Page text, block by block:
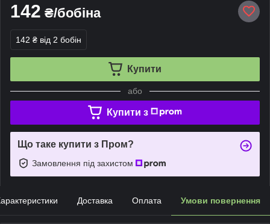
142 ₴/бобіна
142 ₴ від 2 бобін
Купити
або
Купити з
Що таке купити з Пром?
Замовлення під захистом
Доставка Оплата Умови повернення